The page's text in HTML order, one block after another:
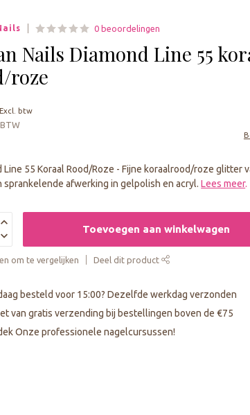
0 beoordelingen
Nails Diamond Line 55
roze
Excl. btw
Line 55 Koraal Rood/Roze - Fijne koraalrood/roze glitter
sprankelende afwerking in gelpolish en acryl.Lees meer.
Toevoegen aan winkelwagen
om te vergelijken Deel dit product
besteld voor 15:00? Dezelfde werkdag verzonden
van gratis verzending bij bestellingen boven de €75
Onze professionele nagelcursussen!